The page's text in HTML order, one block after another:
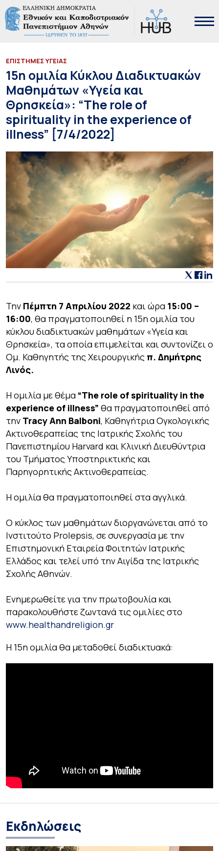
ΕΠΙΣΤΗΜΕΣ ΥΓΕΙΑΣ
15η ομιλία Κύκλου Διαδικτυακών
Μαθημάτων «Υγεία και
Θρησκεία»: “The role of
spirituality in the experience of
illness” [7/4/2022]
Την Πέμπτη 7 Απριλίου 2022 και ώρα 15:00 –
16:00, θα πραγματοποιηθεί η 15η ομιλία του
κύκλου διαδικτυακών μαθημάτων «Υγεία και
Θρησκεία», τα οποία επιμελείται και συντονίζει ο
Ομ. Καθηγητής της Χειρουργικής π. Δημήτρης
Λινός.
Η ομιλία με θέμα “The role of spirituality in the
experience of illness” θα πραγματοποιηθεί από
την Tracy Ann Balboni, Καθηγήτρια Ογκολογικής
Ακτινοθεραπείας της Ιατρικής Σχολής του
Πανεπιστημίου Harvard και Κλινική Διευθύντρια
του Τμήματος Υποστηρικτικής και
Παρηγορητικής Ακτινοθεραπείας.
Η ομιλία θα πραγματοποιηθεί στα αγγλικά.
Ο κύκλος των μαθημάτων διοργανώνεται από το
Ινστιτούτο Prolepsis, σε συνεργασία με την
Επιστημονική Εταιρεία Φοιτητών Ιατρικής
Ελλάδος και τελεί υπό την Αιγίδα της Ιατρικής
Σχολής Αθηνών.
Ενημερωθείτε για την πρωτοβουλία και
παρακολουθήστε ζωντανά τις ομιλίες στο
www.healthandreligion.gr
Η 15η ομιλία θα μεταδοθεί διαδικτυακά:
Εκδηλώσεις